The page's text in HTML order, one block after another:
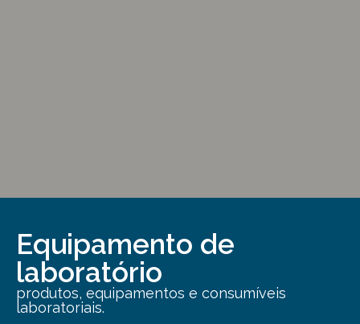
Equipamento de
laboratório
produtos, equipamentos e consumíveis
laboratoriais.